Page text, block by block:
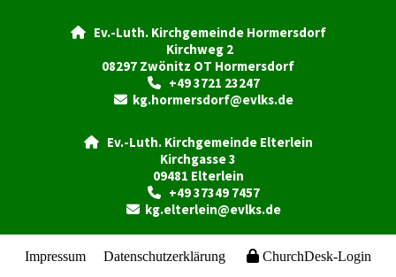
Ev.-Luth. Kirchgemeinde Hormersdorf
Kirchweg 2
08297 Zwönitz OT Hormersdorf
+49 3721 23247
 kg.hormersdorf@evlks.de
Ev.-Luth. Kirchgemeinde Elterlein
Kirchgasse 3
09481 Elterlein
+49 37349 7457
 kg.elterlein@evlks.de
Impressum Datenschutzerklärung ChurchDesk-Login